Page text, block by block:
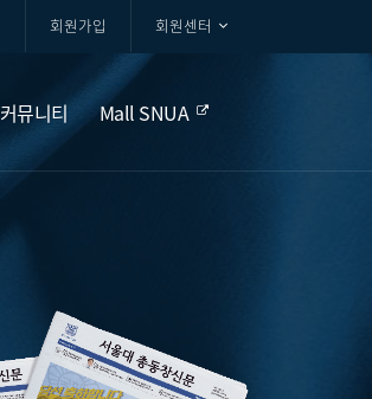
회원가입 회원센터
커뮤니티 Mall SNUA